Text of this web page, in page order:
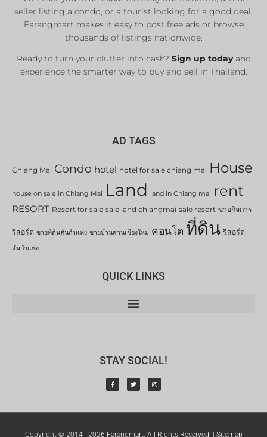
seller listing a condo, or a tourist looking for a good deal,
Farangmart makes it easy to post free ads or browse
thousands of listings nationwide.
Ready to turn your clutter into cash? Sign up todayand
experience the smarter way to buy and sell in Thailand.
AD TAGS
Chiang Mai Condo hotel hotel for sale chiang mai House
house on sale in Chiang Mai Land land in Chiang mai rent
RESORT Resort for sale sale land chiangmai sale resort ขายกิจการ
รีสอร์ต ขายที่ดินสันกำแพง ขายบ้านสวนเชียงใหม่ คอนโด ที่ดิน รีสอร์ต
สันกำแพง
QUICK LINKS
STAY SOCIAL!
Copyright © 2014 - 2026 Farangmart. All Rights Reserved. | Sitemap